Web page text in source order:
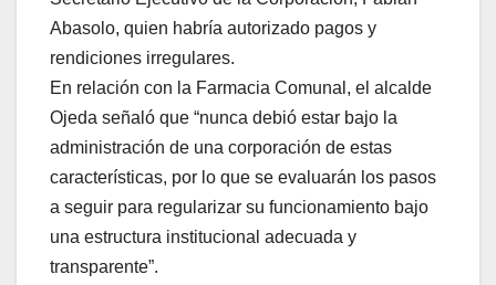
Abasolo, quien habría autorizado pagos y
rendiciones irregulares.
En relación con la Farmacia Comunal, el alcalde
Ojeda señaló que “nunca debió estar bajo la
administración de una corporación de estas
características, por lo que se evaluarán los pasos
a seguir para regularizar su funcionamiento bajo
una estructura institucional adecuada y
transparente”.